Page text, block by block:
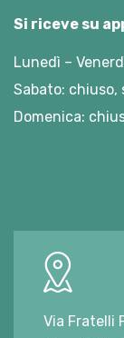
Si riceve su
Lunedì –
Sabato:
Domenica:
Via Fratelli